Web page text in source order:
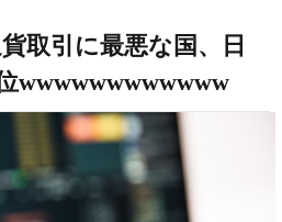
貨取引に最悪な国、日
wwwwwwwwwwww